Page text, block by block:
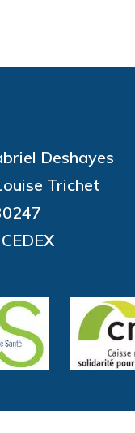
Deshayes
Trichet